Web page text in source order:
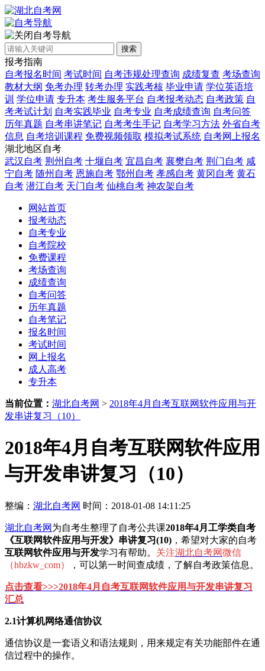
自考导航
搜索
报考指南
自考报名时间 考试时间 自考违规处理查询 成绩复查 考场查询
教材大纲 免考办理 转考办理 实践考核 毕业申请 学位英语培
训 学位申请 专升本 考生服务平台 自考报考动态 自考政策 自
考考试计划 自考实践毕业 自考专业 自考成绩查询 自考问答
历年真题 自考串讲笔记 自考考生手记 自考学习方法 外省自考
信息 自考培训课程 免费视频领取 模拟考试系统 自考网上报名
湖北地区自考
武汉自考 荆州自考 十堰自考 宜昌自考 襄樊自考 荆门自考 咸
宁自考 随州自考 恩施自考 鄂州自考 孝感自考 黄冈自考 黄石
自考 潜江自考 天门自考 仙桃自考 神农架自考
网站首页
报考动态
自考专业
自考院校
免费课程
考场查询
成绩查询
自考问答
历年真题
自考笔记
报名时间
考试时间
网上报名
成人高考
专升本
当前位置： 湖北自考网 > 2018年4月自考互联网软件应用与开
发串讲复习（10）
2018年4月自考互联网软件应用
与开发串讲复习（10）
整编： 湖北自考网 时间：2018-01-08 14:11:25
湖北自考网 为自考生整理了自考公共课2018年4月工学类自考
《互联网软件应用与开发》串讲复习(10) ，希望对大家的自考
互联网软件应用与开发学习有帮助。 关注湖北自考网微信
（hbzkw_com）
，可以第一时间查成绩，了解自考政策信息。
点击查看>>>2018年4月自考互联网软件应用与开发串讲复习
汇总
2.1计算机网络通信协议
通信协议是一套语义和语法规则，用来规定有关功能部件在通
信过程中的操作。